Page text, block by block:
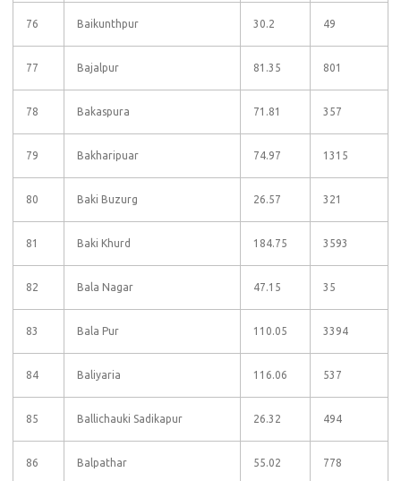
76 Baikunthpur 30.2 49
77 Bajalpur 81.35 801
78 Bakaspura 71.81 357
79 Bakharipuar 74.97 1315
80 Baki Buzurg 26.57 321
81 Baki Khurd 184.75 3593
82 Bala Nagar 47.15 35
83 Bala Pur 110.05 3394
84 Baliyaria 116.06 537
85 Ballichauki Sadikapur 26.32 494
86 Balpathar 55.02 778